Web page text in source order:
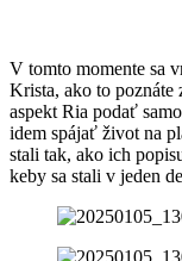
V tomto momente sa
Krista, ako to poznáte
aspekt Ria podať
idem spájať život na
stali tak, ako ich
keby sa stali v jeden